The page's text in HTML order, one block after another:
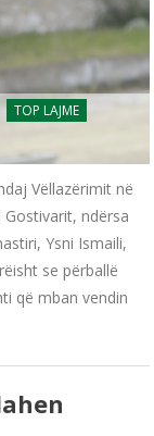
TOP LAJME
Vëllazërimit në
ndërsa
Ysni Ismaili,
se përballë
që mban vendin